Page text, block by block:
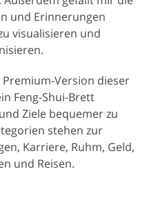
und Erinnerungen
visualisieren und
Version dieser
Feng-Shui-Brett
Ziele bequemer zu
stehen zur
Karriere, Ruhm, Geld,
und Reisen.